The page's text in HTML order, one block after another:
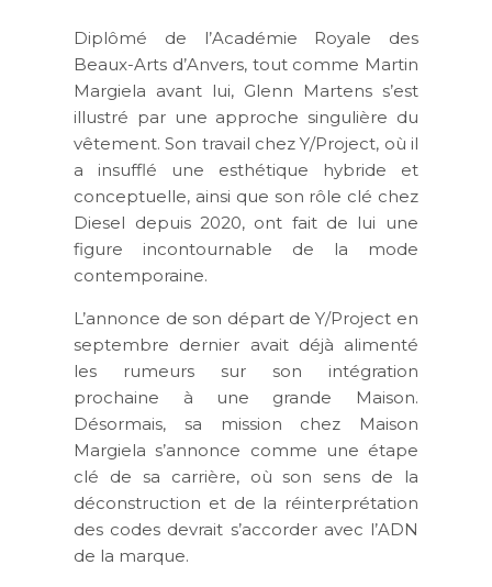
Diplômé de l’Académie Royale des
Beaux-Arts d’Anvers, tout comme Martin
Margiela avant lui, Glenn Martens s’est
illustré par une approche singulière du
vêtement. Son travail chez Y/Project, où il
a insufflé une esthétique hybride et
conceptuelle, ainsi que son rôle clé chez
Diesel depuis 2020, ont fait de lui une
figure incontournable de la mode
contemporaine.
L’annonce de son départ de Y/Project en
septembre dernier avait déjà alimenté
les rumeurs sur son intégration
prochaine à une grande Maison.
Désormais, sa mission chez Maison
Margiela s’annonce comme une étape
clé de sa carrière, où son sens de la
déconstruction et de la réinterprétation
des codes devrait s’accorder avec l’ADN
de la marque.